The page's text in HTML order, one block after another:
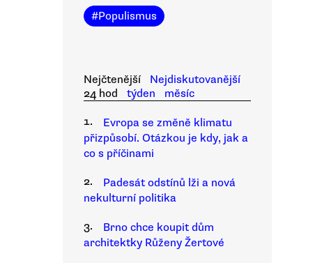
#Populismus
Nejčtenější
Nejdiskutovanější
24 hod
týden
měsíc
1.
Evropa se změně klimatu
přizpůsobí. Otázkou je kdy, jak a
co s příčinami
2.
Padesát odstínů lži a nová
nekulturní politika
3.
Brno chce koupit dům
architektky Růženy Žertové